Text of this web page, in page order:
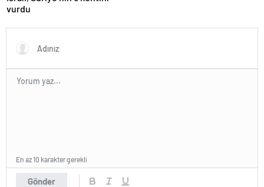
vurdu
Gönder
En az 10 karakter gerekli